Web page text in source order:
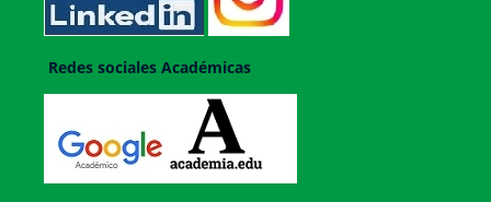
Redes sociales Académicas